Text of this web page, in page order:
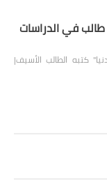
في الدراسات
كتبه الطالب الأسيف|